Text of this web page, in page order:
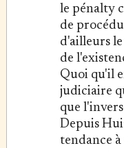
le pénalty
de
d'ailleurs
de
Quoi qu'il
judiciaire
que
Depuis
tendance